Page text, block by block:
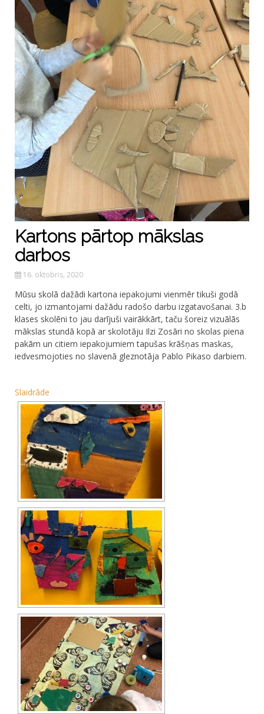
Kartons pārtop mākslas
darbos
16. oktobris, 2020
Mūsu skolā dažādi kartona iepakojumi vienmēr tikuši godā
celti, jo izmantojami dažādu radošo darbu izgatavošanai. 3.b
klases skolēni to jau darījuši vairākkārt, taču šoreiz vizuālās
mākslas stundā kopā ar skolotāju Ilzi Zosāri no skolas piena
pakām un citiem iepakojumiem tapušas krāšņas maskas,
iedvesmojoties no slavenā gleznotāja Pablo Pikaso darbiem.
Slaidrāde